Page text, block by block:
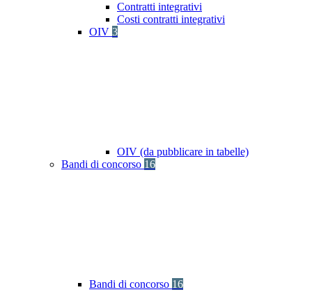
Contratti integrativi
Costi contratti integrativi
OIV 3
OIV (da pubblicare in tabelle)
Bandi di concorso 16
Bandi di concorso 16